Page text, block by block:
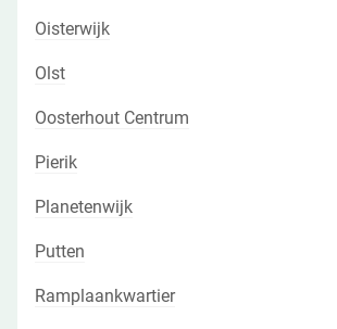
Oisterwijk
Olst
Oosterhout Centrum
Pierik
Planetenwijk
Putten
Ramplaankwartier